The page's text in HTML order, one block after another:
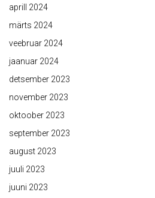
aprill 2024
märts 2024
veebruar 2024
jaanuar 2024
detsember 2023
november 2023
oktoober 2023
september 2023
august 2023
juuli 2023
juuni 2023